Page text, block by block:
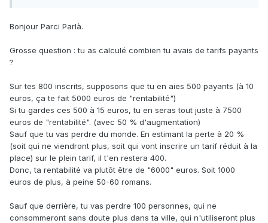
Bonjour Parci Parlà.
Grosse question : tu as calculé combien tu avais de tarifs payants
?
Sur tes 800 inscrits, supposons que tu en aies 500 payants (à 10
euros, ça te fait 5000 euros de "rentabilité")
Si tu gardes ces 500 à 15 euros, tu en seras tout juste à 7500
euros de "rentabilité". (avec 50 % d'augmentation)
Sauf que tu vas perdre du monde. En estimant la perte à 20 %
(soit qui ne viendront plus, soit qui vont inscrire un tarif réduit à la
place) sur le plein tarif, il t'en restera 400.
Donc, ta rentabilité va plutôt être de "6000" euros. Soit 1000
euros de plus, à peine 50-60 romans.
Sauf que derrière, tu vas perdre 100 personnes, qui ne
consommeront sans doute plus dans ta ville, qui n'utiliseront plus